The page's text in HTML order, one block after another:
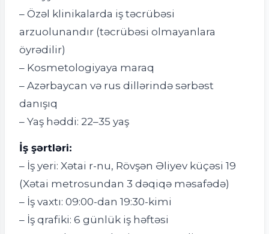
– Özəl klinikalarda iş təcrübəsi
arzuolunandır (təcrübəsi olmayanlara
öyrədilir)
– Kosmetologiyaya maraq
– Azərbaycan və rus dillərində sərbəst
danışıq
– Yaş həddi: 22–35 yaş
İş şərtləri:
– İş yeri: Xətai r-nu, Rövşən Əliyev küçəsi 19
(Xətai metrosundan 3 dəqiqə məsafədə)
– İş vaxtı: 09:00-dan 19:30-kimi
– İş qrafiki: 6 günlük iş həftəsi